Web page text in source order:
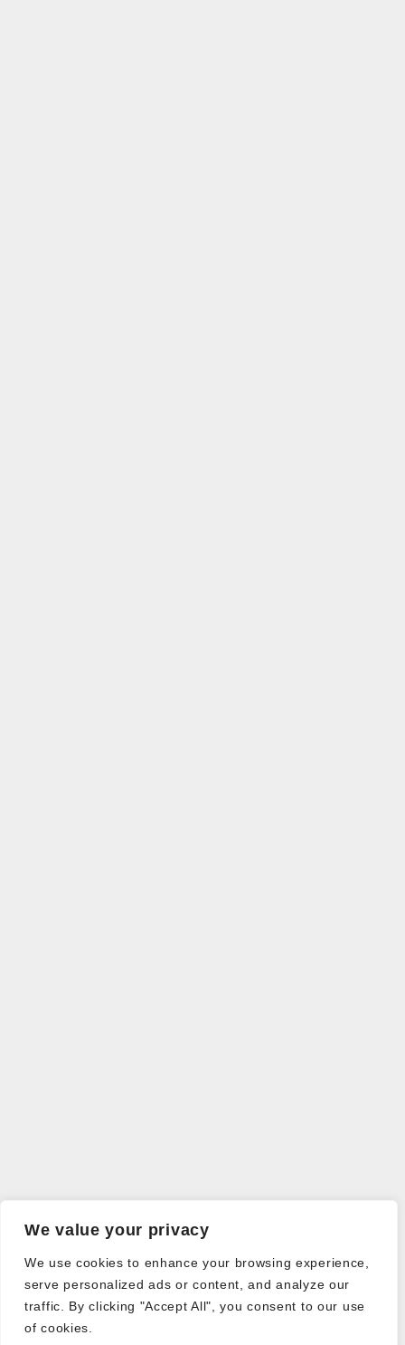
We value your privacy
We use cookies to enhance your browsing experience,
serve personalized ads or content, and analyze our
traffic. By clicking "Accept All", you consent to our use
of cookies.